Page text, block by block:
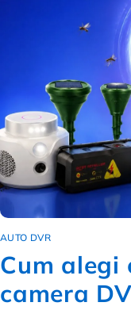
AUTO DVR
Cum alegi
camera